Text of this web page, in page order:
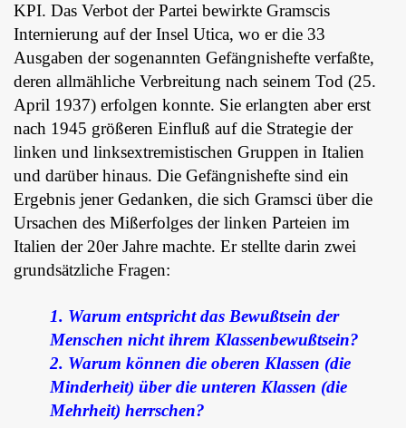
KPI. Das Verbot der Partei bewirkte Gramscis
Internierung auf der Insel Utica, wo er die 33
Ausgaben der sogenannten Gefängnishefte verfaßte,
deren allmähliche Verbreitung nach seinem Tod (25.
April 1937) erfolgen konnte. Sie erlangten aber erst
nach 1945 größeren Einfluß auf die Strategie der
linken und linksextremistischen Gruppen in Italien
und darüber hinaus. Die Gefängnishefte sind ein
Ergebnis jener Gedanken, die sich Gramsci über die
Ursachen des Mißerfolges der linken Parteien im
Italien der 20er Jahre machte. Er stellte darin zwei
grundsätzliche Fragen:
1. Warum entspricht das Bewußtsein der
Menschen nicht ihrem Klassenbewußtsein?
2. Warum können die oberen Klassen (die
Minderheit) über die unteren Klassen (die
Mehrheit) herrschen?